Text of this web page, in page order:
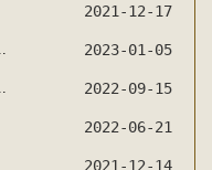
2021-12-17
2023-01-05
2022-09-15
2022-06-21
2021-12-14